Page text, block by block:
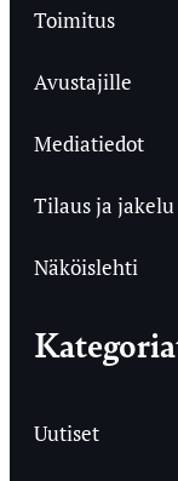
Toimitus
Avustajille
Mediatiedot
Tilaus ja jakelu
Näköislehti
Uutiset